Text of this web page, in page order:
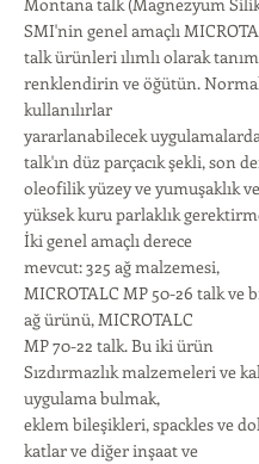
SMI'nin genel amaçlı
talk ürünleri ılımlı olarak
renklendirin ve öğütün.
kullanılırlar
yararlanabilecek
talk'ın düz parçacık şekli, son
oleofilik yüzey ve yumuşaklık
yüksek kuru parlaklık
İki genel amaçlı derece
mevcut: 325 ağ malzemesi,
MICROTALC MP 50-26 talk ve
ağ ürünü, MICROTALC
MP 70-22 talk. Bu iki ürün
Sızdırmazlık malzemeleri ve
uygulama bulmak,
eklem bileşikleri, spackles ve
katlar ve diğer inşaat ve